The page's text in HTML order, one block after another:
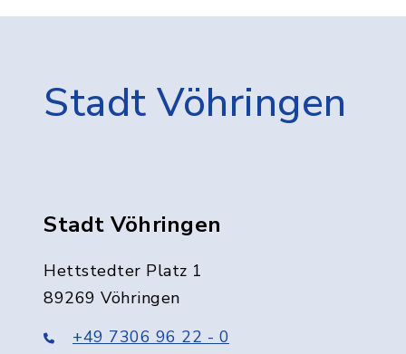
Stadt Vöhringen
Stadt Vöhringen
Hettstedter Platz 1
89269 Vöhringen
+49 7306 96 22 - 0